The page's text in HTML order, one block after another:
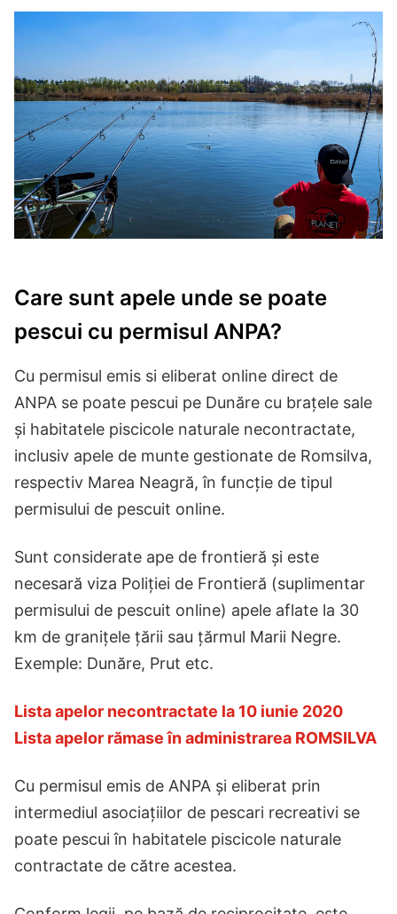
Care sunt apele unde se poate
pescui cu permisul ANPA?
Cu permisul emis si eliberat online direct de
ANPA se poate pescui pe Dunăre cu brațele sale
și habitatele piscicole naturale necontractate,
inclusiv apele de munte gestionate de Romsilva,
respectiv Marea Neagră, în funcție de tipul
permisului de pescuit online.
Sunt considerate ape de frontieră și este
necesară viza Poliției de Frontieră (suplimentar
permisului de pescuit online) apele aflate la 30
km de granițele țării sau țărmul Marii Negre.
Exemple: Dunăre, Prut etc.
Lista apelor necontractate la 10 iunie 2020
Lista apelor rămase în administrarea ROMSILVA
Cu permisul emis de ANPA și eliberat prin
intermediul asociațiilor de pescari recreativi se
poate pescui în habitatele piscicole naturale
contractate de către acestea.